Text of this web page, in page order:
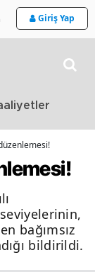
Giriş Yap
bağımsız
bildirildi.